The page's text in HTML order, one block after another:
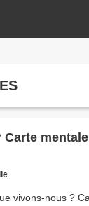
mentale